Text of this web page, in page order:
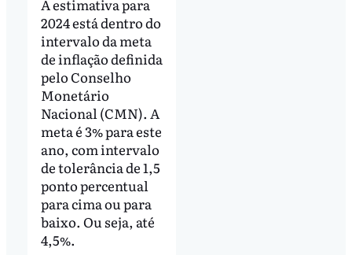
A estimativa para
2024 está dentro do
intervalo da meta
de inflação definida
pelo Conselho
Monetário
Nacional (CMN). A
meta é 3% para este
ano, com intervalo
de tolerância de 1,5
ponto percentual
para cima ou para
baixo. Ou seja, até
4,5%.